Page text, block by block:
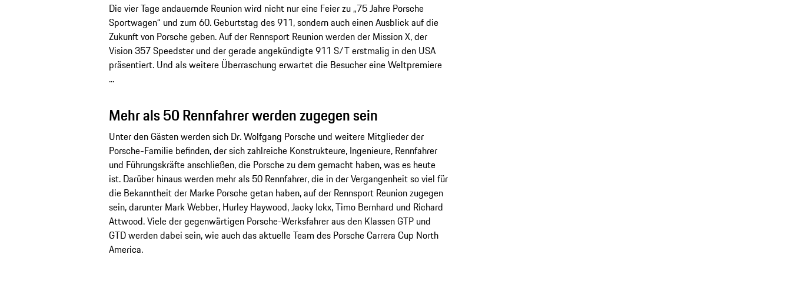
Die vier Tage andauernde Reunion wird nicht nur eine Feier zu „75 Jahre Porsche
Sportwagen“ und zum 60. Geburtstag des 911, sondern auch einen Ausblick auf die
Zukunft von Porsche geben. Auf der Rennsport Reunion werden der Mission X, der
Vision 357 Speedster und der gerade angekündigte 911 S/T erstmalig in den USA
präsentiert. Und als weitere Überraschung erwartet die Besucher eine Weltpremiere
...
Mehr als 50 Rennfahrer werden zugegen sein
Unter den Gästen werden sich Dr. Wolfgang Porsche und weitere Mitglieder der
Porsche-Familie befinden, der sich zahlreiche Konstrukteure, Ingenieure, Rennfahrer
und Führungskräfte anschließen, die Porsche zu dem gemacht haben, was es heute
ist. Darüber hinaus werden mehr als 50 Rennfahrer, die in der Vergangenheit so viel für
die Bekanntheit der Marke Porsche getan haben, auf der Rennsport Reunion zugegen
sein, darunter Mark Webber, Hurley Haywood, Jacky Ickx, Timo Bernhard und Richard
Attwood. Viele der gegenwärtigen Porsche-Werksfahrer aus den Klassen GTP und
GTD werden dabei sein, wie auch das aktuelle Team des Porsche Carrera Cup North
America.